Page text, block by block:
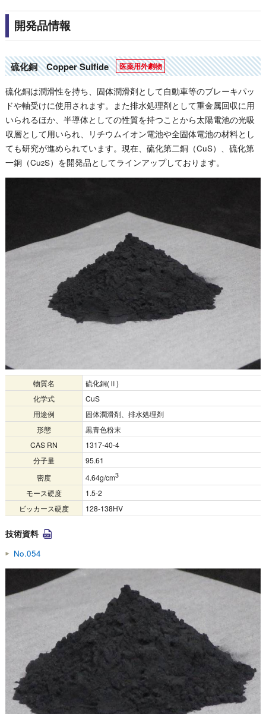
開発品情報
硫化銅 Copper Sulfide
硫化銅は潤滑性を持ち、固体潤滑剤として自動車等のブレーキパッ
ドや軸受けに使用されます。また排水処理剤として重金属回収に用
いられるほか、半導体としての性質を持つことから太陽電池の光吸
収層として用いられ、リチウムイオン電池や全固体電池の材料とし
ても研究が進められています。現在、硫化第二銅（CuS）、硫化第
一銅（Cu2S）を開発品としてラインアップしております。
物質名
硫化銅(Ⅱ)
化学式
CuS
用途例
固体潤滑剤、排水処理剤
形態
黒青色粉末
CAS RN
1317-40-4
分子量
95.61
密度
4.64g/cm3
モース硬度
1.5-2
ビッカース硬度
128-138HV
技術資料
No.054